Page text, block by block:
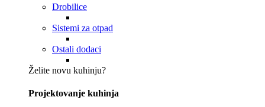
Drobilice
Sistemi za otpad
Ostali dodaci
Želite novu kuhinju?
Projektovanje kuhinja